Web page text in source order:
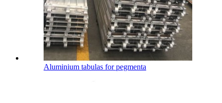
Aluminium tabulas for pegmenta